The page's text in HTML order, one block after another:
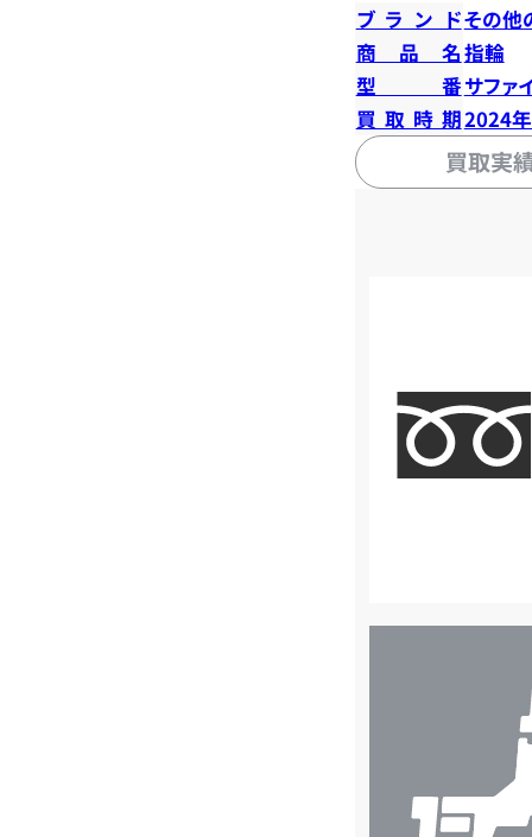
ブランドその他
商品名指輪
型番サファ
買取時期2024
買取実